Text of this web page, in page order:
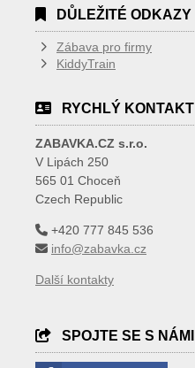
DŮLEŽITÉ ODKAZY
Zábava pro firmy
KiddyTrain
RYCHLÝ KONTAKT
ZABAVKA.CZ s.r.o.
V Lipách 250
565 01 Choceň
Czech Republic
+420 777 845 536
info@zabavka.cz
Další kontakty
SPOJTE SE S NÁMI